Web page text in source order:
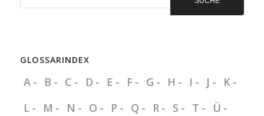
GLOSSARINDEX
A B C D E F G H I J
K
L
M N O P Q R S T
Ü